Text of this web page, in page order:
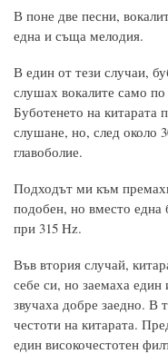
В поне две песни,
една и съща мелодия.
В един от тези случаи,
слушах вокалите само по
Буботенето на китарата
слушане, но, след около
главоболие.
Подходът ми към
подобен, но вместо една
при 315 Hz.
Във втория случай,
себе си, но заемаха
звучаха добре заедно. В
честоти на китарата.
един високочестотен